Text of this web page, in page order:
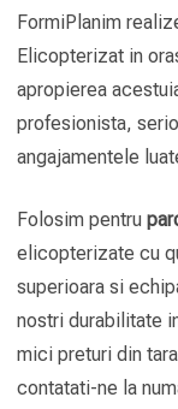
FormiPlanim
Elicopterizat in
apropierea
profesionista,
angajamentele
Folosim pentru
elicopterizate cu
superioara si
nostri durabilitate
mici preturi din
contatati-ne la